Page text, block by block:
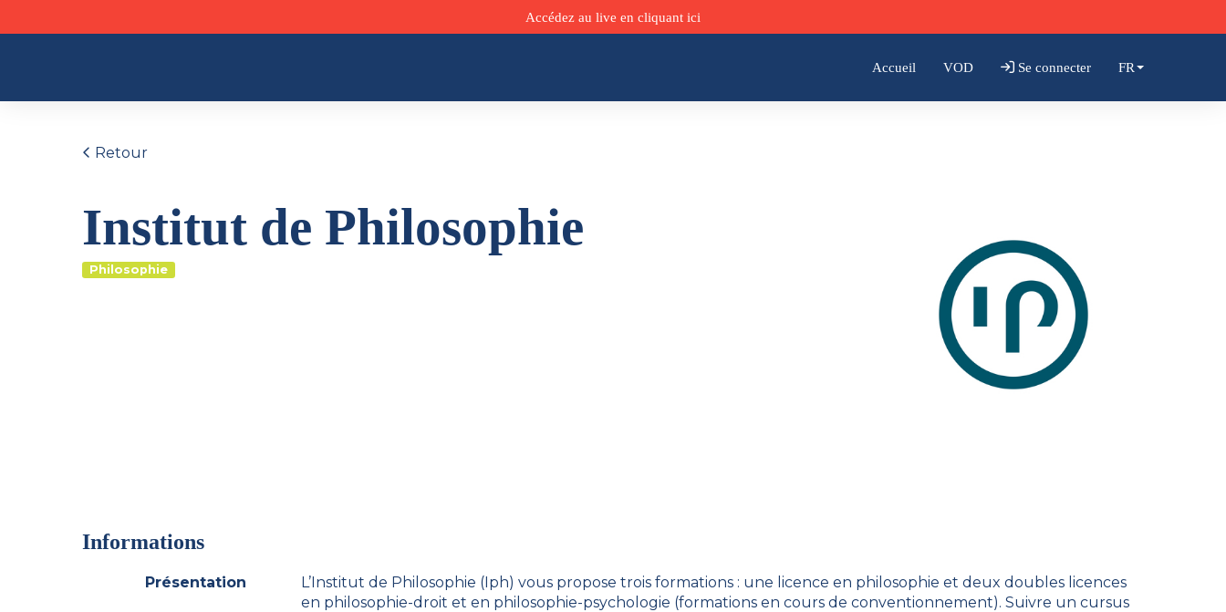
Accédez au live en cliquant ici
Accueil VOD Se connecter FR
Retour
Institut de Philosophie
Philosophie
Informations
Présentation
L’Institut de Philosophie (Iph) vous propose trois formations : une licence en philosophie et deux doubles licences
en philosophie-droit et en philosophie-psychologie (formations en cours de conventionnement). Suivre un cursus